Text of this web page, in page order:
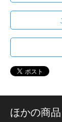
ほかの商